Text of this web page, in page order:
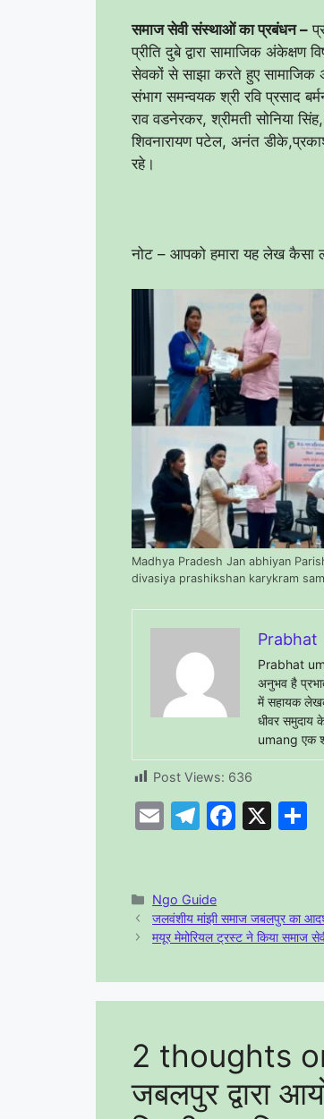
समाज सेवी संस्थाओं का प्रबंधन –
प्रीति दुबे द्वारा सामाजिक
सेवकों से साझा करते हुए सामाजिक
संभाग समन्वयक श्री रवि प्रसाद
राव वडनेरकर, श्रीमती सोनिया
शिवनारायण पटेल, अनंत
रहे।
नोट – आपको हमारा यह लेख कैसा
Madhya Pradesh Jan abhiyan
divasiya prashikshan karykram
Prabhat
Prabhat
अनुभव है
में सहायक
धीवर समुदाय
umang एक
Post Views: 636
E
l
T
gr
a
F
b
o
X
Categories
Ngo Guide
जलवंशीय मांझी समाज जबलपुर का
मयूर मेमोरियल ट्रस्ट ने किया समाज
2 thoughts
जबलपुर द्वारा